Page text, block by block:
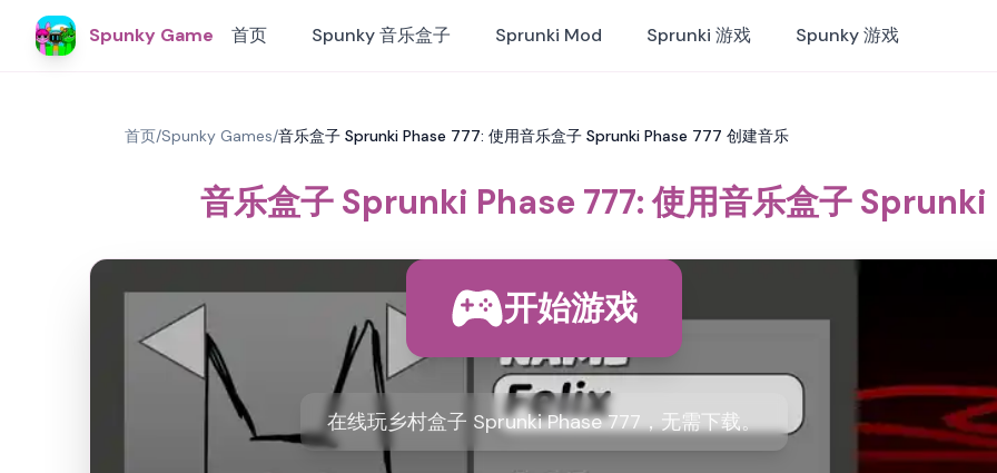
Spunky Game 首页 Spunky 音乐盒子 Sprunki Mod Sprunki 游戏 Spunky 游戏
首页/Spunky Games/音乐盒子 Sprunki Phase 777: 使用音乐盒子 Sprunki Phase 777 创建音乐
音乐盒子 Sprunki Phase 777: 使用音乐盒子 Sprunki
开始游戏
在线玩乡村盒子 Sprunki Phase 777，无需下载。